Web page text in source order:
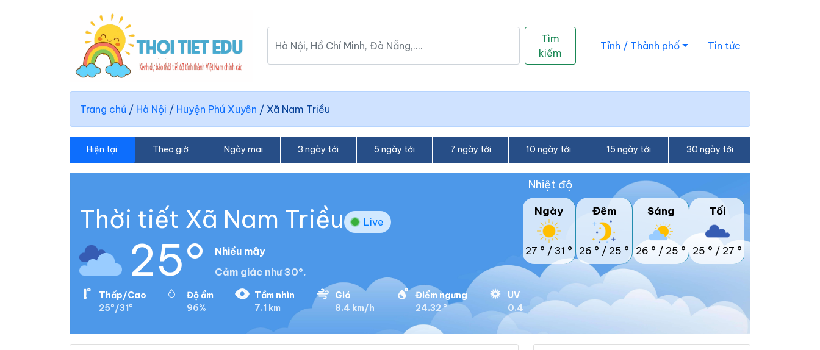
Tìm
kiếm
Tỉnh / Thành phố Tin tức
Trang chủ / Hà Nội / Huyện Phú Xuyên / Xã Nam Triều
Hiện tại Theo giờ Ngày mai 3 ngày tới 5 ngày tới 7 ngày tới 10 ngày tới 15 ngày tới 30 ngày tới
Thời tiết Xã Nam Triều Live
25°
Nhiều mây
Cảm giác như 30°.
Thấp/Cao
25°/31°
Độ ẩm
96%
Tầm nhìn
7.1 km
Gió
8.4 km/h
Điểm ngưng
24.32 °
UV
0.4
Nhiệt độ
Ngày
27 ° / 31 °
Đêm
26 ° / 25 °
Sáng
26 ° / 25 °
Tối
25 ° / 27 °